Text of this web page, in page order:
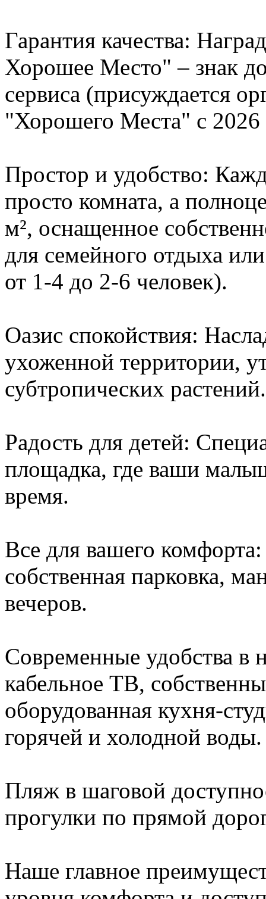
Гарантия качества:
Хорошее Место" – знак
сервиса (присуждается
"Хорошего Места" с 2026
Простор и удобство:
просто комната, а
м², оснащенное
для семейного отдыха
от 1-4 до 2-6 человек).
Оазис спокойствия:
ухоженной территории,
субтропических растений.
Радость для детей:
площадка, где ваши
время.
Все для вашего
собственная парковка,
вечеров.
Современные удобства в
кабельное ТВ,
оборудованная кухня-
горячей и холодной воды.
Пляж в шаговой
прогулки по прямой
Наше главное